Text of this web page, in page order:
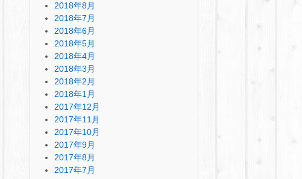
2018年8月
2018年7月
2018年6月
2018年5月
2018年4月
2018年3月
2018年2月
2018年1月
2017年12月
2017年11月
2017年10月
2017年9月
2017年8月
2017年7月